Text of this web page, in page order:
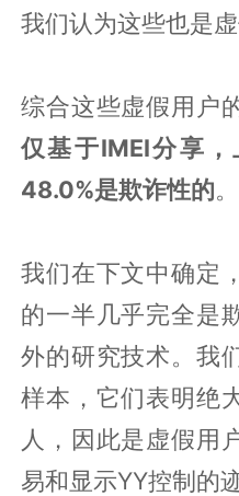
我们认为这些也是虚
综合这些虚假用户
仅基于IMEI分享
48.0%是欺诈性的。
我们在下文中确定
的一半几乎完全是
外的研究技术。我
样本，它们表明绝
人，因此是虚假用
易和显示YY控制的